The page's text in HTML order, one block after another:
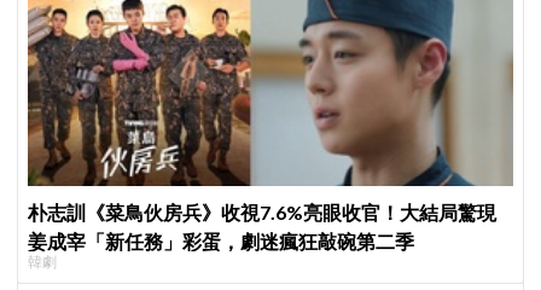
朴志訓《菜鳥伙房兵》收視7.6%亮眼收官！大結局驚現
姜成宰「新任務」彩蛋，劇迷瘋狂敲碗第二季
韓劇